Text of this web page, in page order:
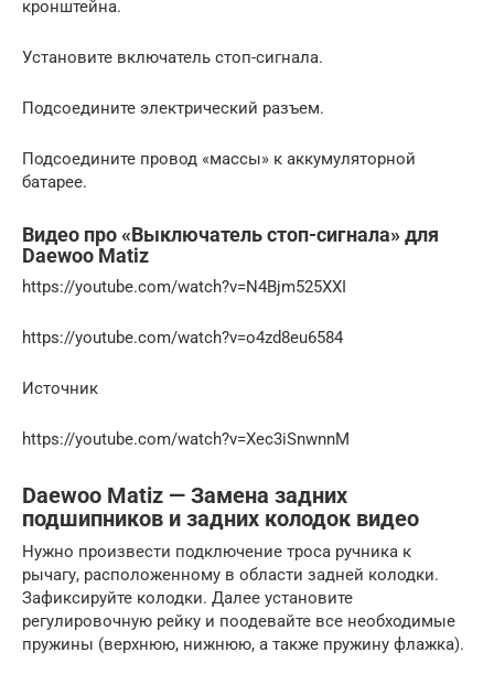
кронштейна.
Установите включатель стоп-сигнала.
Подсоедините электрический разъем.
Подсоедините провод «массы» к аккумуляторной
батарее.
Видео про «Выключатель стоп-сигнала» для
Daewoo Matiz
https://youtube.com/watch?v=N4Bjm525XXI
https://youtube.com/watch?v=o4zd8eu6584
Источник
https://youtube.com/watch?v=Xec3iSnwnnM
Daewoo Matiz — Замена задних
подшипников и задних колодок видео
Нужно произвести подключение троса ручника к
рычагу, расположенному в области задней колодки.
Зафиксируйте колодки. Далее установите
регулировочную рейку и поодевайте все необходимые
пружины (верхнюю, нижнюю, а также пружину флажка).